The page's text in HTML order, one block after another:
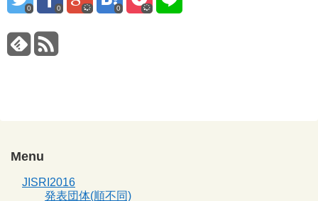
0 0 0
Menu
JISRI2016
発表団体(順不同)